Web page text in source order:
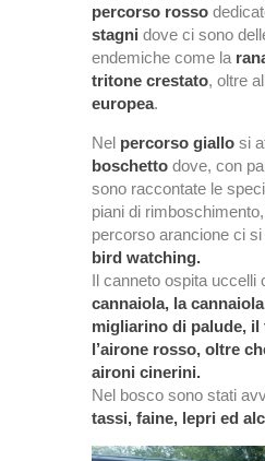
percorso rosso
stagni dove ci sono
endemiche come la
tritone crestato, oltre
europea.
Nel percorso giallo si
boschetto dove, con
sono raccontate le
piani di
percorso arancione ci
bird watching.
Il canneto ospita uccelli
cannaiola, la
migliarino di palude, il
l’airone rosso, oltre
aironi cinerini.
Nel bosco sono stati
tassi, faine, lepri ed